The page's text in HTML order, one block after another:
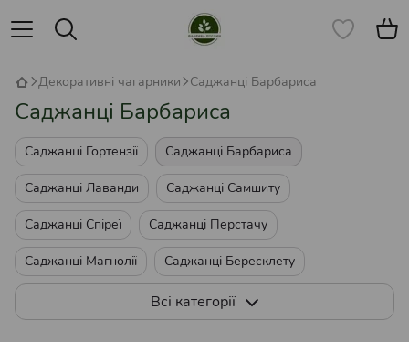
Декоративні чагарники Саджанці Барбариса
Саджанці Барбариса
Саджанці Гортензії Саджанці Барбариса
Саджанці Лаванди Саджанці Самшиту
Саджанці Спіреї Саджанці Перстачу
Саджанці Магнолії Саджанці Бересклету
Всі категорії